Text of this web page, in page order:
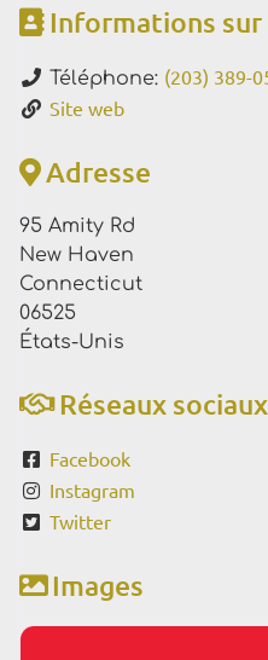
Informations
Téléphone: (203) 389-
Site web
Adresse
95 Amity Rd
New Haven
Connecticut
06525
États-Unis
Réseaux sociaux
Facebook
Instagram
Twitter
Images